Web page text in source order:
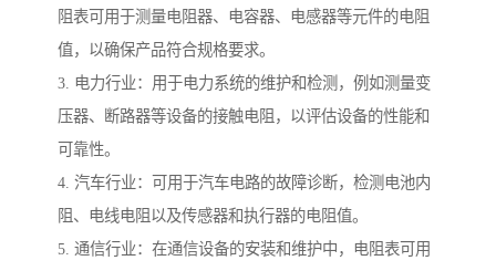
阻表可用于测量电阻器、电容器、电感器等元件的电阻
值，以确保产品符合规格要求。
3. 电力行业：用于电力系统的维护和检测，例如测量变
压器、断路器等设备的接触电阻，以评估设备的性能和
可靠性。
4. 汽车行业：可用于汽车电路的故障诊断，检测电池内
阻、电线电阻以及传感器和执行器的电阻值。
5. 通信行业：在通信设备的安装和维护中，电阻表可用